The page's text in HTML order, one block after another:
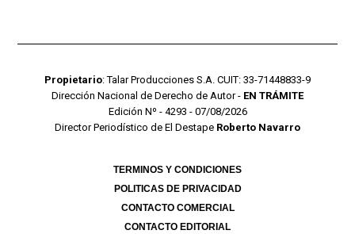
Propietario: Talar Producciones S.A. CUIT: 33-71448833-9
Dirección Nacional de Derecho de Autor - EN TRÁMITE
Edición Nº - 4293 - 07/08/2026
Director Periodístico de El Destape Roberto Navarro
TERMINOS Y CONDICIONES
POLITICAS DE PRIVACIDAD
CONTACTO COMERCIAL
CONTACTO EDITORIAL